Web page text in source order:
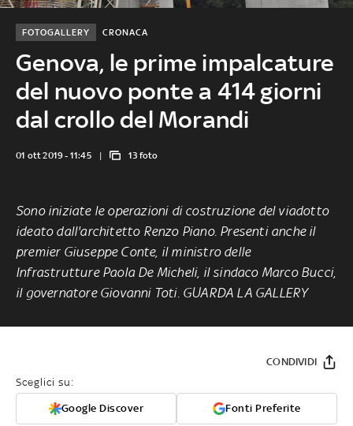
Genova, le prime impalcature
del nuovo ponte a 414 giorni
dal crollo del Morandi
CRONACA
FOTOGALLERY
01 ott 2019 - 11:45 13 foto
Sono iniziate le operazioni di costruzionedel viadotto
ideato dall'architetto Renzo Piano. Presenti anche il
premier Giuseppe Conte, il ministro delle
Infrastrutture Paola De Micheli, il sindaco Marco Bucci,
il governatore Giovanni Toti. GUARDA LA GALLERY
Sceglici su:
Google Discover Fonti Preferite
CONDIVIDI